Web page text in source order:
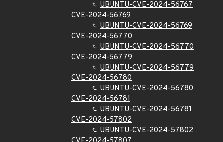
UBUNTU-CVE-2024-56767
CVE-2024-56769
UBUNTU-CVE-2024-56769
CVE-2024-56770
UBUNTU-CVE-2024-56770
CVE-2024-56779
UBUNTU-CVE-2024-56779
CVE-2024-56780
UBUNTU-CVE-2024-56780
CVE-2024-56781
UBUNTU-CVE-2024-56781
CVE-2024-57802
UBUNTU-CVE-2024-57802